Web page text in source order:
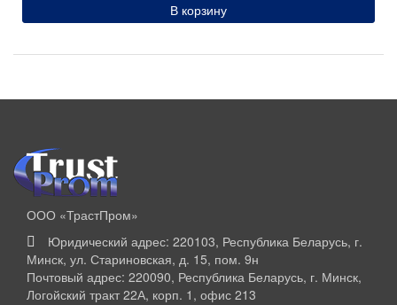
В корзину
ООО «ТрастПром»
Юридический адрес: 220103, Республика Беларусь, г.
Минск, ул. Стариновская, д. 15, пом. 9н
Почтовый адрес: 220090, Республика Беларусь, г. Минск,
Логойский тракт 22А, корп. 1, офис 213